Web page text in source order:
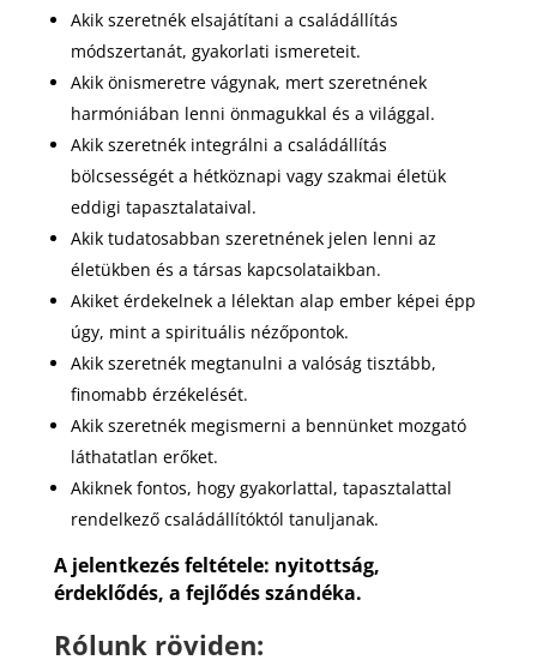
Akik szeretnék elsajátítani a családállítás
módszertanát, gyakorlati ismereteit.
Akik önismeretre vágynak, mert szeretnének
harmóniában lenni önmagukkal és a világgal.
Akik szeretnék integrálni a családállítás
bölcsességét a hétköznapi vagy szakmai életük
eddigi tapasztalataival.
Akik tudatosabban szeretnének jelen lenni az
életükben és a társas kapcsolataikban.
Akiket érdekelnek a lélektan alap ember képei épp
úgy, mint a spirituális nézőpontok.
Akik szeretnék megtanulni a valóság tisztább,
finomabb érzékelését.
Akik szeretnék megismerni a bennünket mozgató
láthatatlan erőket.
Akiknek fontos, hogy gyakorlattal, tapasztalattal
rendelkező családállítóktól tanuljanak.
A jelentkezés feltétele: nyitottság,
érdeklődés, a fejlődés szándéka.
Rólunk röviden: